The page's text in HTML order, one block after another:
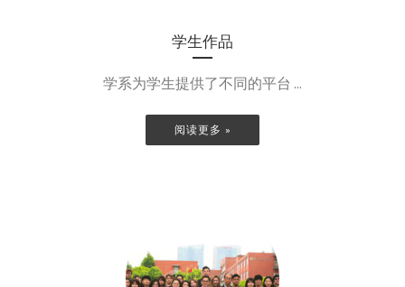
学生作品
学系为学生提供了不同的平台 ...
阅读更多 »